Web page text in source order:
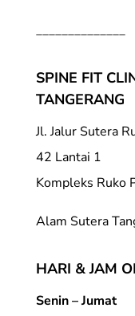
______________
SPINE FIT
TANGERANG
Jl. Jalur Sutera
42 Lantai 1
Kompleks Ruko
Alam Sutera
HARI & JAM
Senin – Jumat